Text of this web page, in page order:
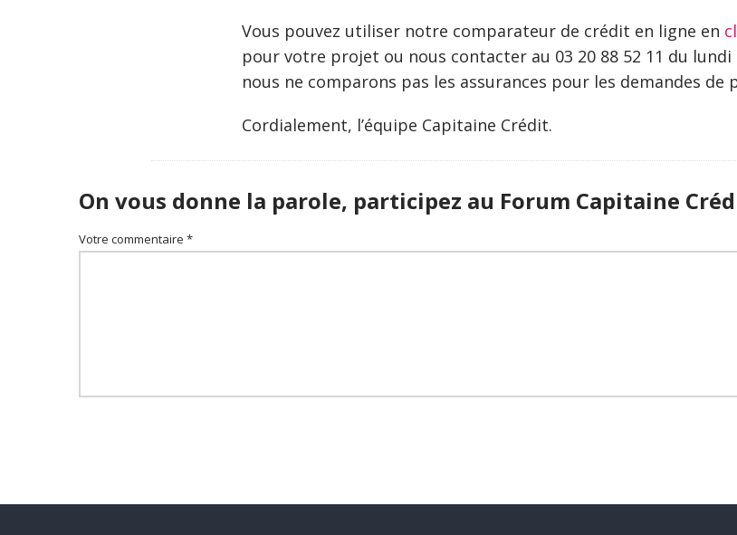
Vous pouvez utiliser notre comparateur de crédit en ligne en
pour votre projet ou nous contacter au 03 20 88 52 11 du
nous ne comparons pas les assurances pour les demandes de
Cordialement, l’équipe Capitaine Crédit.
On vous donne la parole, participez au Forum Capitaine
Votre commentaire *